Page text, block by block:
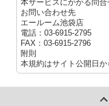
本サービスにかかる問合
お問い合わせ先
エールーム池袋店
電話：03-6915-2795
FAX：03-6915-2796
附則
本規約はサイト公開日か